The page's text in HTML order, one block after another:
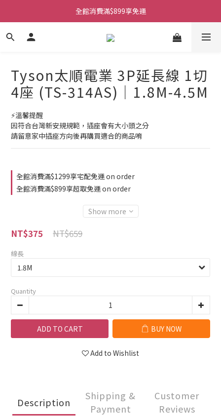
全館消費滿$899享免運
Tyson太順電業 3P延長線 1切
4座 (TS-314AS)｜1.8M-4.5M
⚡溫馨提醒
因符合台灣新安規規範，插座會有大小頭之分
請留意家中插座方向後再購買適合的商品唷
全館消費滿$1299享宅配免運 on order
全館消費滿$899享超取免運 on order
Show more
NT$659
NT$375
線長
Quantity
ADD TO CART BUY NOW
Add to Wishlist
Description
Shipping &
Payment
Customer
Reviews